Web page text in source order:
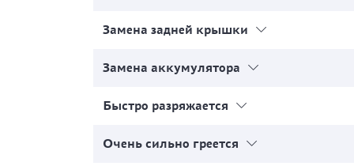
Замена задней крышки
Замена аккумулятора
Быстро разряжается
Очень сильно греется